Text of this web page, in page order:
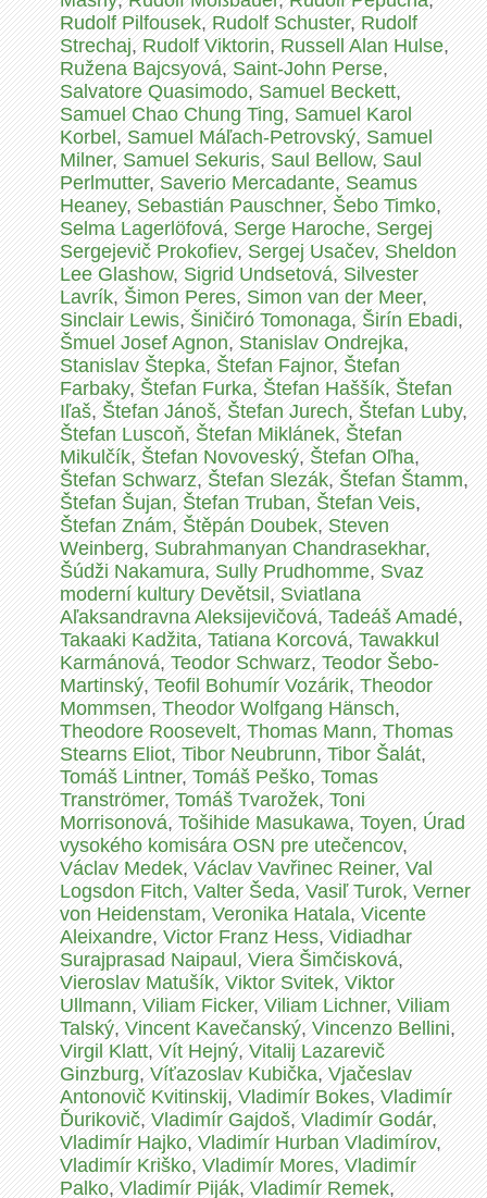
Rudolf Pilfousek,Rudolf Schuster,Rudolf
Strechaj,Rudolf Viktorin,Russell Alan Hulse,
Ružena Bajcsyová,Saint-John Perse,
Salvatore Quasimodo,Samuel Beckett,
Samuel Chao Chung Ting,Samuel Karol
Korbel,Samuel Máľach-Petrovský,Samuel
Milner,Samuel Sekuris,Saul Bellow,Saul
Perlmutter,Saverio Mercadante,Seamus
Heaney,Sebastián Pauschner,Šebo Timko,
Selma Lagerlöfová,Serge Haroche,Sergej
Sergejevič Prokofiev,Sergej Usačev,Sheldon
Lee Glashow,Sigrid Undsetová,Silvester
Lavrík,Šimon Peres,Simon van der Meer,
Sinclair Lewis,Šiničiró Tomonaga,Širín Ebadi,
Šmuel Josef Agnon,Stanislav Ondrejka,
Stanislav Štepka,Štefan Fajnor,Štefan
Farbaky,Štefan Furka,Štefan Haššík,Štefan
Iľaš,Štefan Jánoš,Štefan Jurech,Štefan Luby,
Štefan Luscoň,Štefan Miklánek,Štefan
Mikulčík,Štefan Novoveský,Štefan Oľha,
Štefan Schwarz,Štefan Slezák,Štefan Štamm,
Štefan Šujan,Štefan Truban,Štefan Veis,
Štefan Znám,Štěpán Doubek,Steven
Weinberg,Subrahmanyan Chandrasekhar,
Šúdži Nakamura,Sully Prudhomme,Svaz
moderní kultury Devětsil,Sviatlana
Aľaksandravna Aleksijevičová,Tadeáš Amadé,
Takaaki Kadžita,Tatiana Korcová,Tawakkul
Karmánová,Teodor Schwarz,Teodor Šebo-
Martinský,Teofil Bohumír Vozárik,Theodor
Mommsen,Theodor Wolfgang Hänsch,
Theodore Roosevelt,Thomas Mann,Thomas
Stearns Eliot,Tibor Neubrunn,Tibor Šalát,
Tomáš Lintner,Tomáš Peško,Tomas
Tranströmer,Tomáš Tvarožek,Toni
Morrisonová,Tošihide Masukawa,Toyen,Úrad
vysokého komisára OSN pre utečencov,
Václav Medek,Václav Vavřinec Reiner,Val
Logsdon Fitch,Valter Šeda,Vasiľ Turok,Verner
von Heidenstam,Veronika Hatala,Vicente
Aleixandre,Victor Franz Hess,Vidiadhar
Surajprasad Naipaul,Viera Šimčisková,
Vieroslav Matušík,Viktor Svitek,Viktor
Ullmann,Viliam Ficker,Viliam Lichner,Viliam
Talský,Vincent Kavečanský,Vincenzo Bellini,
Virgil Klatt,Vít Hejný,Vitalij Lazarevič
Ginzburg,Víťazoslav Kubička,Vjačeslav
Antonovič Kvitinskij,Vladimír Bokes,Vladimír
Ďurikovič,Vladimír Gajdoš,Vladimír Godár,
Vladimír Hajko,Vladimír Hurban Vladimírov,
Vladimír Kriško,Vladimír Mores,Vladimír
Palko,Vladimír Piják,Vladimír Remek,